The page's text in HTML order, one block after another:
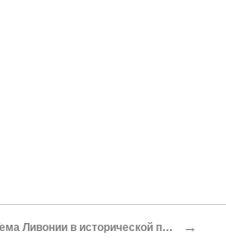
Тема Ливонии в исторической повести декабристов →